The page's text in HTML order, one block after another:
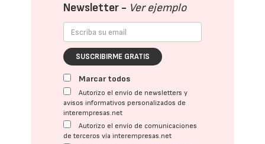
Newsletter - Ver ejemplo
SUSCRIBIRME GRATIS
Marcar todos
Autorizo el envío de newsletters y
avisos informativos personalizados de
interempresas.net
Autorizo el envío de comunicaciones
de terceros vía interempresas.net